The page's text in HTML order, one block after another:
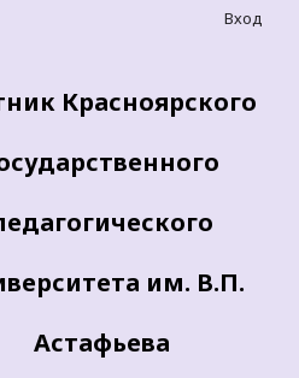
Красноярского
им. В.П.
Астафьева
Вход